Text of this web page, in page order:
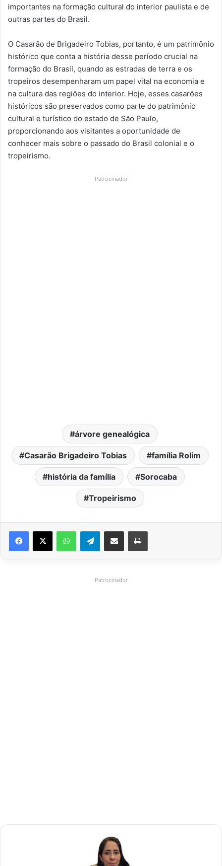
importantes na formação cultural do interior paulista e de
outras partes do Brasil.
O Casarão de Brigadeiro Tobias, portanto, é um patrimônio
histórico que conta a história desse período crucial na
formação do Brasil, quando as estradas de terra e os
tropeiros desempenharam um papel vital na economia e
na cultura das regiões do interior. Hoje, esses casarões
históricos são preservados como parte do patrimônio
cultural e turístico do estado de São Paulo,
proporcionando aos visitantes a oportunidade de
conhecer mais sobre o passado do Brasil colonial e o
tropeirismo.
Patrocinador
árvore genealógica
Casarão Brigadeiro Tobias família Rolim
história da família Sorocaba
Tropeirismo
WhatsAppTelegramCompartilhar via e-mail Imprimir
Patrocinador